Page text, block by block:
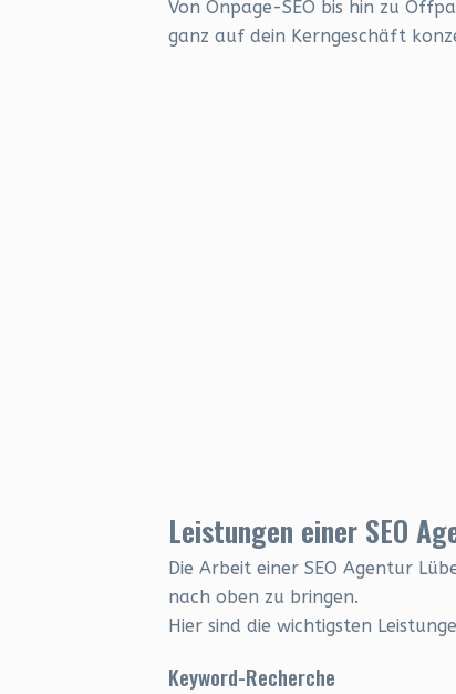
Von Onpage-SEO bis hin zu
ganz auf dein Kerngeschäft
Leistungen einer SEO
Die Arbeit einer SEO Agentur
nach oben zu bringen.
Hier sind die wichtigsten
Keyword-Recherche